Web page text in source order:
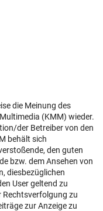
die Meinung des
(KMM) wieder.
der Betreiber von den
behält sich
den guten
bzw. dem Ansehen von
diesbezüglichen
User geltend zu
Rechtsverfolgung zu
zur Anzeige zu